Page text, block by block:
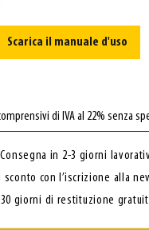
Scarica il manuale d'uso
di IVA al 22% senza
Consegna in 2-3 giorni
sconto con l’iscrizione alla
30 giorni di restituzione